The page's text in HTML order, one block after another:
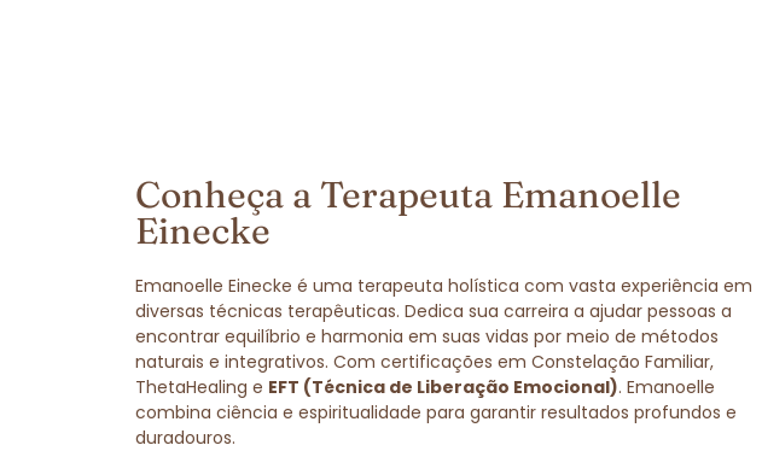
Conheça a Terapeuta Emanoelle
Einecke
Emanoelle Einecke é uma terapeuta holística com vasta experiência em
diversas técnicas terapêuticas. Dedica sua carreira a ajudar pessoas a
encontrar equilíbrio e harmonia em suas vidas por meio de métodos
naturais e integrativos. Com certificações em Constelação Familiar,
ThetaHealing e EFT (Técnica de Liberação Emocional). Emanoelle
combina ciência e espiritualidade para garantir resultados profundos e
duradouros.